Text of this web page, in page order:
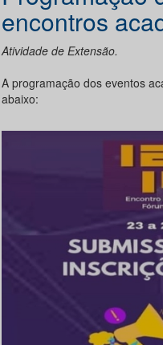
encontros
Atividade de Extensão.
A programação dos eventos
abaixo: